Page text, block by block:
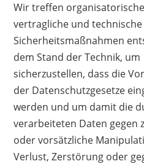
Wir treffen
vertragliche und technische
Sicherheitsmaßnahmen
dem Stand der Technik, um
sicherzustellen, dass die
der Datenschutzgesetze
werden und um damit die
verarbeiteten Daten gegen
oder vorsätzliche
Verlust, Zerstörung oder